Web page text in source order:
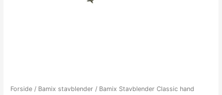
Forside / Bamix stavblender / Bamix Stavblender Classic hand